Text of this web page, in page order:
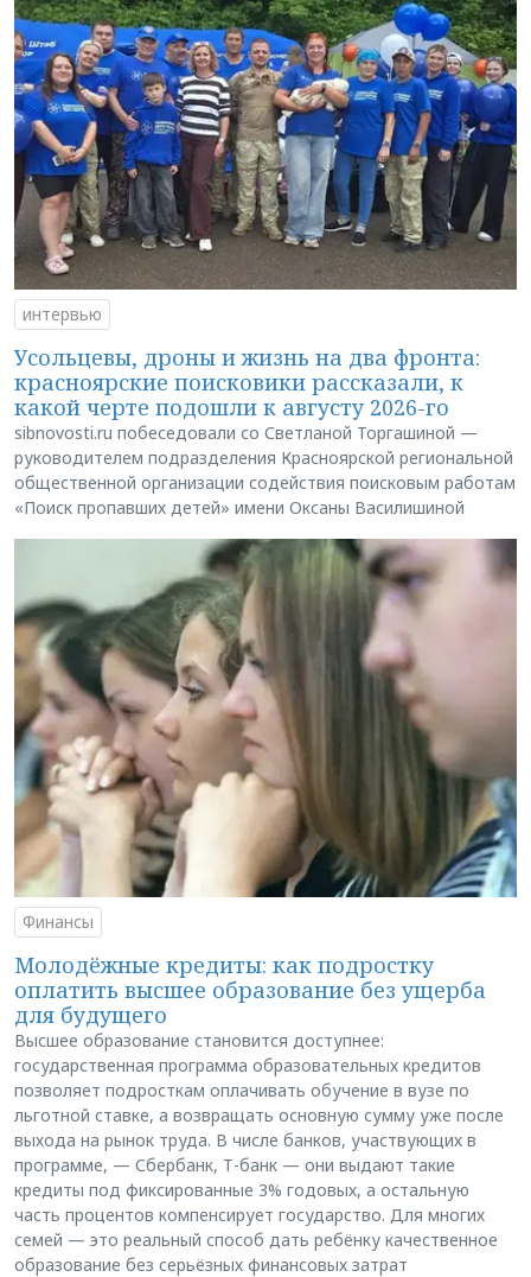
интервью
Усольцевы, дроны и жизнь на два фронта:
красноярские поисковики рассказали, к
какой черте подошли к августу 2026-го
sibnovosti.ru побеседовали со Светланой Торгашиной —
руководителем подразделения Красноярской региональной
общественной организации содействия поисковым работам
«Поиск пропавших детей» имени Оксаны Василишиной
Финансы
Молодёжные кредиты: как подростку
оплатить высшее образование без ущерба
для будущего
Высшее образование становится доступнее:
государственная программа образовательных кредитов
позволяет подросткам оплачивать обучение в вузе по
льготной ставке, а возвращать основную сумму уже после
выхода на рынок труда. В числе банков, участвующих в
программе, — Сбербанк, Т-банк — они выдают такие
кредиты под фиксированные 3% годовых, а остальную
часть процентов компенсирует государство. Для многих
семей — это реальный способ дать ребёнку качественное
образование без серьёзных финансовых затрат